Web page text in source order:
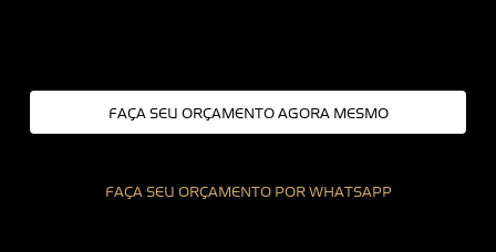
FAÇA SEU ORÇAMENTO AGORA MESMO
FAÇA SEU ORÇAMENTO POR WHATSAPP